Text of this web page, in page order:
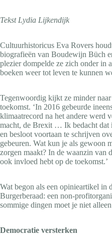
Tekst Lydia Lijkendijk
Cultuurhistoricus Eva Rovers
biografieën van Boudewijn Büch
plezier dompelde ze zich onder in
boeken weer tot leven te kunnen
Tegenwoordig kijkt ze minder
toekomst. ‘In 2016 gebeurde
klimaatrecord na het andere werd
macht, de Brexit … Ik bedacht dat
en besloot voortaan te schrijven
gebeuren. Wat kun je als gewoon
zorgen maakt? In de waanzin van
ook invloed hebt op de toekomst.’
Wat begon als een opinieartikel in
Burgerberaad: een non-
sommige dingen moet je niet
Democratie versterken